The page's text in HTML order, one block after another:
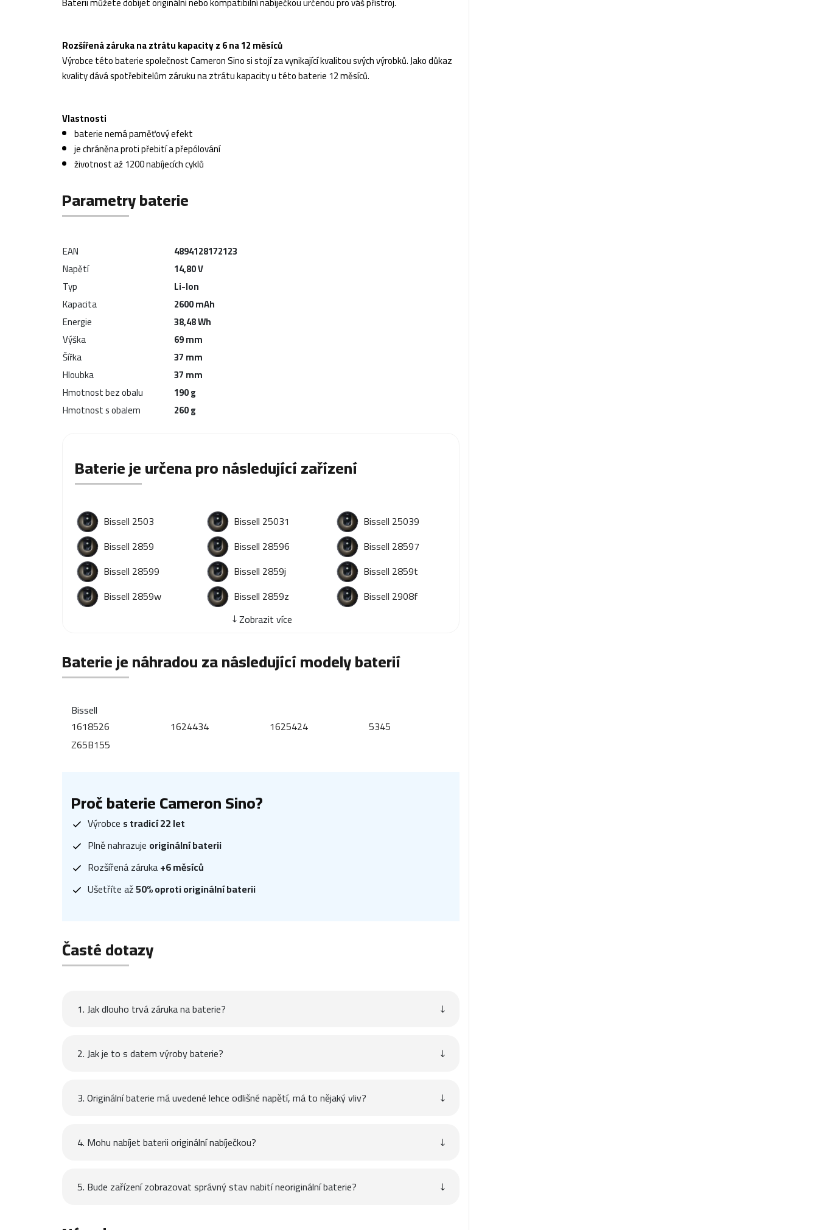
Rozšířená záruka na ztrátu kapacity z 6 na 12 měsíců
Výrobce této baterie společnost Cameron Sino si stojí za vynikající kvalitou svých výrobků. Jako důkaz
kvality dává spotřebitelům záruku na ztrátu kapacity u této baterie 12 měsíců.
Vlastnosti
baterie nemá paměťový efekt
je chráněna proti přebití a přepólování
životnost až 1200 nabíjecích cyklů
Parametry baterie
EAN
4894128172123
Napětí
14,80 V
Typ
Li-Ion
Kapacita
2600 mAh
Energie
38,48 Wh
Výška
69 mm
Šířka
37 mm
Hloubka
37 mm
Hmotnost bez obalu
190 g
Hmotnost s obalem
260 g
Baterie je určena pro následující zařízení
Bissell 2503 Bissell 25031
Bissell 25039
Bissell 2859
Bissell 28596
Bissell 28597
Bissell 28599
Bissell 2859j
Bissell 2859t
Bissell 2859w
Bissell 2859z
Bissell 2908f
Zobrazit více
Baterie je náhradou za následující modely baterií
Bissell
1618526
1624434 1625424
5345
Z65B155
Proč baterie Cameron Sino?
Výrobce s tradicí 22 let
Plně nahrazuje originální baterii
Rozšířená záruka+6 měsíců
Ušetříte až50% oproti originální baterii
Časté dotazy
1. Jak dlouho trvá záruka na baterie?
2. Jak je to s datem výroby baterie?
3. Originální baterie má uvedené lehce odlišné napětí, má to nějaký vliv?
4. Mohu nabíjet baterii originální nabíječkou?
5. Bude zařízení zobrazovat správný stav nabití neoriginální baterie?